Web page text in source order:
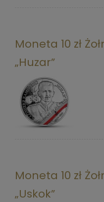
Moneta 10 zł
„Huzar”
Moneta 10 zł
„Uskok”